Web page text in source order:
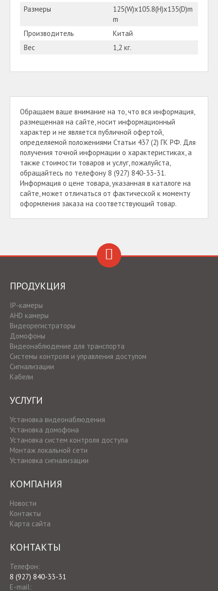
Размеры
125(W)x105.8(H)x135(D)m
m
Производитель
Китай
Вес
1,2 кг.
Обращаем ваше внимание на то, что вся информация,
размещенная на сайте, носит информационный
характер и не является публичной офертой,
определяемой положениями Статьи 437 (2) ГК РФ. Для
получения точной информации о характеристиках, а
также стоимости товаров и услуг, пожалуйста,
обращайтесь по телефону 8 (927) 840-33-31.
Информация о цене товара, указанная в каталоге на
сайте, может отличаться от фактической к моменту
оформления заказа на соответствующий товар.
ПРОДУКЦИЯ
IP-камеры
AHD камеры
Видеорегистраторы
Домофоны
Видеонаблюдение для транспорта
Системы контроля и управления доступом
Сигнализации
Кабели
УСЛУГИ
Установка видеонаблюдения
Установка домофона
Установка систем контроля доступа
Монтаж локальной сети
Установка сигнализации
КОМПАНИЯ
Новости
Контакты
Карта сайта
КОНТАКТЫ
Телефон:
8 (927) 840-33-31
E-mail: